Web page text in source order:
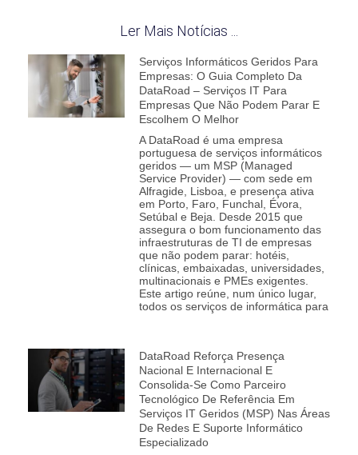
Ler Mais Notícias ...
Serviços Informáticos Geridos Para
Empresas: O Guia Completo Da
DataRoad – Serviços IT Para
Empresas Que Não Podem Parar E
Escolhem O Melhor
A DataRoad é uma empresa
portuguesa de serviços informáticos
geridos — um MSP (Managed
Service Provider) — com sede em
Alfragide, Lisboa, e presença ativa
em Porto, Faro, Funchal, Évora,
Setúbal e Beja. Desde 2015 que
assegura o bom funcionamento das
infraestruturas de TI de empresas
que não podem parar: hotéis,
clínicas, embaixadas, universidades,
multinacionais e PMEs exigentes.
Este artigo reúne, num único lugar,
todos os serviços de informática para
DataRoad Reforça Presença
Nacional E Internacional E
Consolida‑se Como Parceiro
Tecnológico De Referência Em
Serviços IT Geridos (MSP) Nas Áreas
De Redes E Suporte Informático
Especializado